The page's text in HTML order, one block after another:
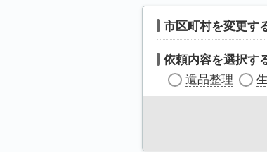
市区町村を変更す
依頼内容を選択す
遺品整理